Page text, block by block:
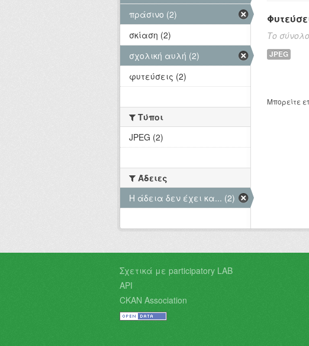
Το
JPEG
Μπορείτε
πράσινο (2)
σκίαση (2)
σχολική αυλή (2)
φυτεύσεις (2)
Τύποι
JPEG (2)
Άδειες
Η άδεια δεν έχει κα... (2)
Σχετικά με participatory LAB
API
CKAN Association